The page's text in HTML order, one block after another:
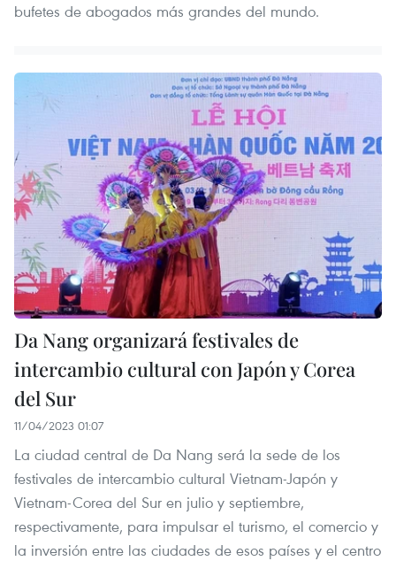
bufetes de abogados más grandes del mundo.
Da Nang organizará festivales de
intercambio cultural con Japón y Corea
del Sur
11/04/2023 01:07
La ciudad central de Da Nang será la sede de los
festivales de intercambio cultural Vietnam-Japón y
Vietnam-Corea del Sur en julio y septiembre,
respectivamente, para impulsar el turismo, el comercio y
la inversión entre las ciudades de esos países y el centro